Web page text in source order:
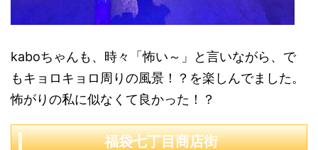
kaboちゃんも、時々「怖い～」と言いながら、で
もキョロキョロ周りの風景！？を楽しんでました。
怖がりの私に似なくて良かった！？
福袋七丁目商店街